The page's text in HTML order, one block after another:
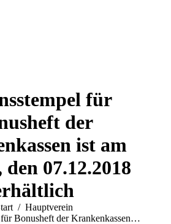
für
der
ist am
07.12.2018
Hauptverein
für Bonusheft der Krankenkassen…